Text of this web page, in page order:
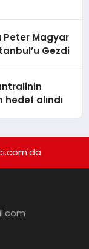
Peter Magyar
Gezdi
hedef alındı